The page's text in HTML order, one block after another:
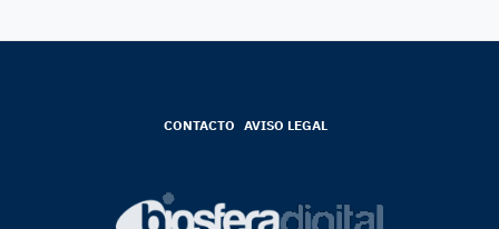
CONTACTO AVISO LEGAL